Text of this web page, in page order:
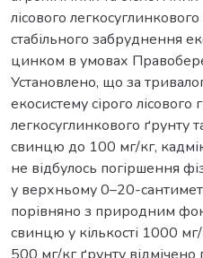
лісового
стабільного забруднення
цинком в умовах
Установлено, що за
екосистему сірого лісового
легкосуглинкового ґрунту
свинцю до 100 мг/кг,
не відбулось погіршення
у верхньому 0–20-
порівняно з природним
свинцю у кількості 1000